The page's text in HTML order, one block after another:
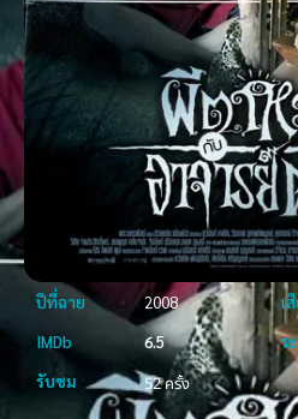
ปีที่ฉาย 2008 เ
IMDb
6.5 ร
รับชม
52 ครั้ง